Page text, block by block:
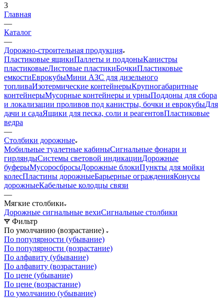
3
Главная
—
Каталог
—
Дорожно-строительная продукция
Пластиковые ящикиПаллеты и поддоныКанистры
пластиковыеЛистовые пластикиБочкиПластиковые
емкостиЕврокубыМини АЗС для дизельного
топливаИзотермические контейнерыКрупногабаритные
контейнерыМусорные контейнеры и урныПоддоны для сбора
и локализации проливов под канистры, бочки и еврокубыДля
дачи и садаЯщики для песка, соли и реагентовПластиковые
ведра
—
Столбики дорожные
Мобильные туалетные кабиныСигнальные фонари и
гирляндыСистемы световой индикацииДорожные
буферыМусоросбросыДорожные блокиПункты для мойки
колесПластины дорожныеБарьерные огражденияКонусы
дорожныеКабельные колодцы связи
—
Мягкие столбики
Дорожные сигнальные вехиСигнальные столбики
Фильтр
По умолчанию (возрастание)
По популярности (убывание)
По популярности (возрастание)
По алфавиту (убывание)
По алфавиту (возрастание)
По цене (убывание)
По цене (возрастание)
По умолчанию (убывание)